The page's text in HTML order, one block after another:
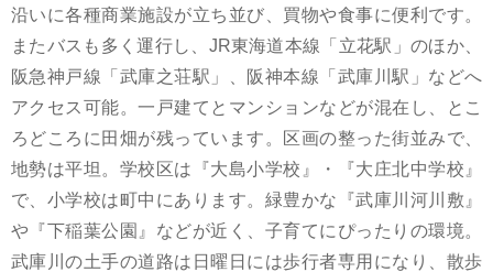
沿いに各種商業施設が立ち並び、買物や食事に便利です。
またバスも多く運行し、JR東海道本線「立花駅」のほか、
阪急神戸線「武庫之荘駅」、阪神本線「武庫川駅」などへ
アクセス可能。一戸建てとマンションなどが混在し、とこ
ろどころに田畑が残っています。区画の整った街並みで、
地勢は平坦。学校区は『大島小学校』・『大庄北中学校』
で、小学校は町中にあります。緑豊かな『武庫川河川敷』
や『下稲葉公園』などが近く、子育てにぴったりの環境。
武庫川の土手の道路は日曜日には歩行者専用になり、散歩